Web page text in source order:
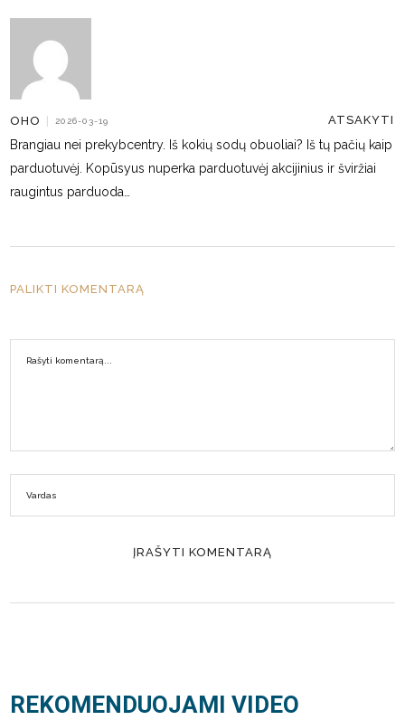
OHO 2026-03-19 ATSAKYTI
Brangiau nei prekybcentry. Iš kokių sodų obuoliai? Iš tų pačių kaip
parduotuvėj. Kopūsyus nuperka parduotuvėj akcijinius ir šviržiai
raugintus parduoda…
PALIKTI KOMENTARĄ
REKOMENDUOJAMI VIDEO